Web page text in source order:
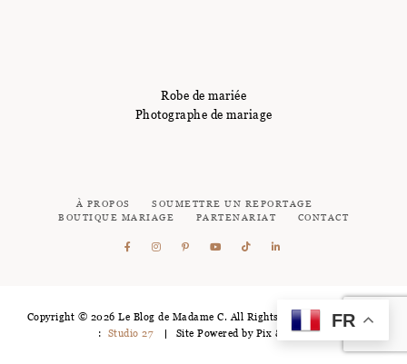
Robe de mariée
Photographe de mariage
À PROPOS
SOUMETTRE UN REPORTAGE
BOUTIQUE MARIAGE
PARTENARIAT CONTACT
Copyright © 2026 Le Blog de Madame C. All Rights Reserved - Logotype
: Studio 27 Site Powered by Pix & Hue.
FR